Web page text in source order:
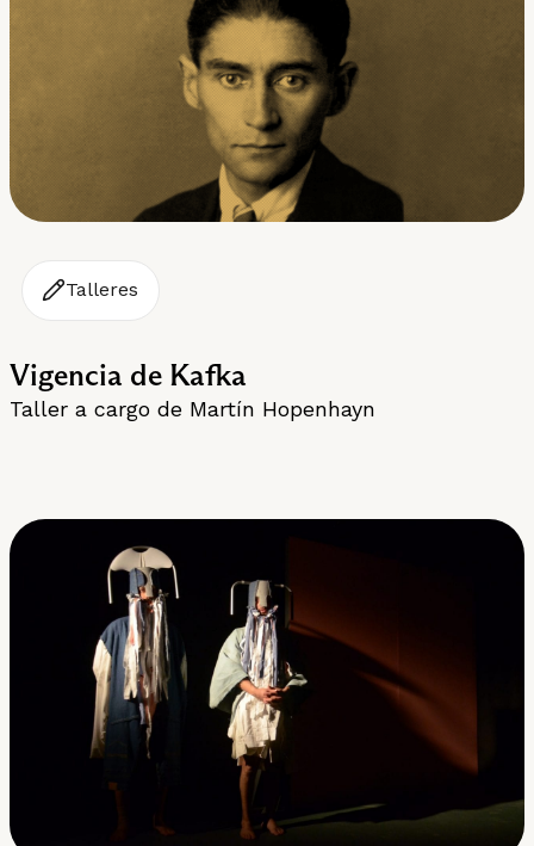
Talleres
Vigencia de Kafka
Taller a cargo de Martín Hopenhayn